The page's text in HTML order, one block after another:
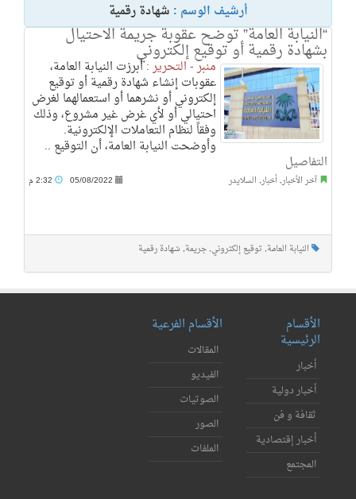
أرشيف الوسم : شهادة رقمية
“النيابة العامة” توضح عقوبة جريمة الاحتيال
بشهادة رقمية أو توقيع إلكتروني
منبر - التحرير :أبرزت النيابة العامة،
عقوبات إنشاء شهادة رقمية أو توقيع
إلكتروني أو نشرهما أو استعمالهما لغرض
احتيالي أو لأي غرض غير مشروع، وذلك
وفقاً لنظام التعاملات الإلكترونية.
وأوضحت النيابة العامة، أن التوقيع ..
التفاصيل
آخر الأخبار, أخبار, السلايدر 05/08/2022
النيابة العامة, توقيع إلكتروني, جريمة, شهادة رقمية
الأقسام
الرئيسية
أخبار
أخبار دولية
ثقافة و فن
أخبار إقتصادية
المجتمع
الأقسام الفرعية
المقالات
الفيديو
الصوتيات
الصور
الملفات